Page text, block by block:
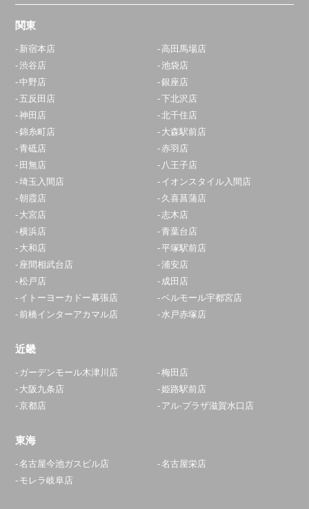
関東
新宿本店
高田馬場店
渋谷店
池袋店
中野店
銀座店
五反田店
下北沢店
神田店
北千住店
錦糸町店
大森駅前店
青砥店
赤羽店
田無店
八王子店
埼玉入間店
イオンスタイル入間店
朝霞店
久喜菖蒲店
大宮店
志木店
横浜店
青葉台店
大和店
平塚駅前店
座間相武台店
浦安店
松戸店
成田店
イトーヨーカドー幕張店
ベルモール宇都宮店
前橋インターアカマル店
水戸赤塚店
近畿
ガーデンモール木津川店
梅田店
大阪九条店
姫路駅前店
京都店
アル·プラザ滋賀水口店
東海
名古屋今池ガスビル店
名古屋栄店
モレラ岐阜店